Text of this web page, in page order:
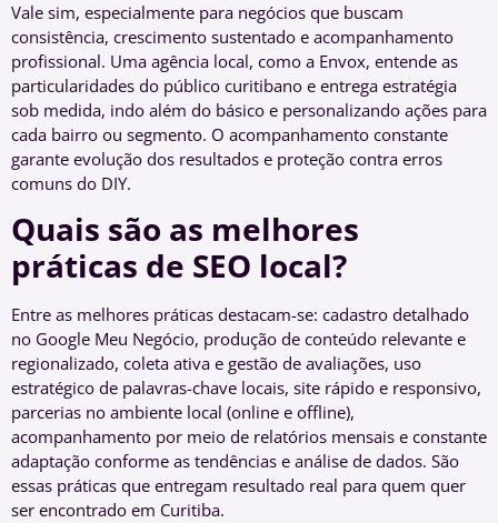
Vale sim, especialmente para negócios que buscam
consistência, crescimento sustentado e acompanhamento
profissional. Uma agência local, como a Envox, entende as
particularidades do público curitibano e entrega estratégia
sob medida, indo além do básico e personalizando ações para
cada bairro ou segmento. O acompanhamento constante
garante evolução dos resultados e proteção contra erros
comuns do DIY.
Quais são as melhores
práticas de SEO local?
Entre as melhores práticas destacam-se: cadastro detalhado
no Google Meu Negócio, produção de conteúdo relevante e
regionalizado, coleta ativa e gestão de avaliações, uso
estratégico de palavras-chave locais, site rápido e responsivo,
parcerias no ambiente local (online e offline),
acompanhamento por meio de relatórios mensais e constante
adaptação conforme as tendências e análise de dados. São
essas práticas que entregam resultado real para quem quer
ser encontrado em Curitiba.